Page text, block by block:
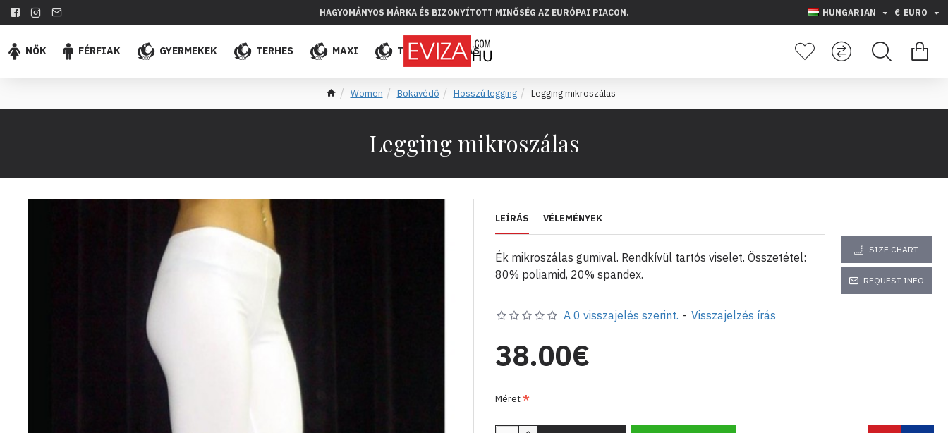
HAGYOMÁNYOS MÁRKA ÉS BIZONYÍTOTT MINŐSÉG AZ EURÓPAI PIACON. HUNGARIAN € EURO
NŐK FÉRFIAK GYERMEKEK TERHES MAXI TÖBB ELADÁS
Women Bokavédő Hosszú legging Legging mikroszálas
Legging mikroszálas
LEÍRÁS VÉLEMÉNYEK
Ék mikroszálas gumival. Rendkívül tartós viselet. Összetétel:
80% poliamid, 20% spandex.
SIZE CHART
REQUEST INFO
A 0 visszajelés szerint. - Visszajelzés írás
38.00€
Méret